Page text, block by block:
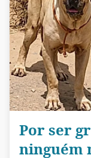
Por ser
ninguém